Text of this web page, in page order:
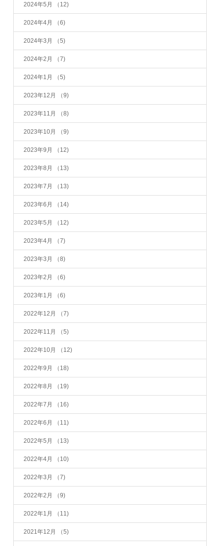
2024年5月 （12)
2024年4月 （6)
2024年3月 （5)
2024年2月 （7)
2024年1月 （5)
2023年12月 （9)
2023年11月 （8)
2023年10月 （9)
2023年9月 （12)
2023年8月 （13)
2023年7月 （13)
2023年6月 （14)
2023年5月 （12)
2023年4月 （7)
2023年3月 （8)
2023年2月 （6)
2023年1月 （6)
2022年12月 （7)
2022年11月 （5)
2022年10月 （12)
2022年9月 （18)
2022年8月 （19)
2022年7月 （16)
2022年6月 （11)
2022年5月 （13)
2022年4月 （10)
2022年3月 （7)
2022年2月 （9)
2022年1月 （11)
2021年12月 （5)